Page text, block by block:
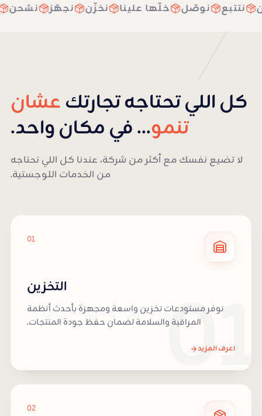
نشحن نتتبع نوصّل خلّها علينا نخزّن نجهّز
كل اللي تحتاجه تجارتكعشان
تنمو... في مكان واحد.
لا تضيع نفسك مع أكثر من شركة، عندنا كل اللي تحتاجه
من الخدمات اللوجستية.
01
01
التخزين
نوفر مستودعات تخزين واسعة ومجهزة بأحدث أنظمة
المراقبة والسلامة لضمان حفظ جودة المنتجات.
اعرف المزيد
02